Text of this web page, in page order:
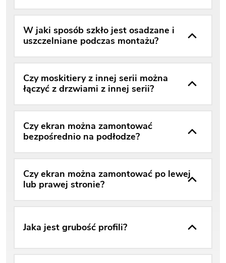
W jaki sposób szkło jest osadzane i
uszczelniane podczas montażu?
Czy moskitiery z innej serii można
łączyć z drzwiami z innej serii?
Czy ekran można zamontować
bezpośrednio na podłodze?
Czy ekran można zamontować po lewej
lub prawej stronie?
Jaka jest grubość profili?